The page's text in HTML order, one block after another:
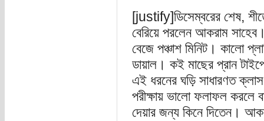
[justify]ডিসেম্বরের শেষ,
বেরিয়ে পরলেন আকরাম
বেজে পঞ্চাশ মিনিট। কালো
ডায়াল। কই মাছের প্রান
এই ধরনের ঘড়ি সাধারণত ক্লাস
পরীক্ষায় ভালো ফলাফল করলে
দেয়ার জন্য কিনে দিতেন।